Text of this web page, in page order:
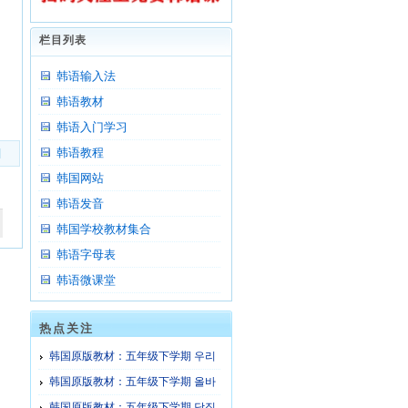
栏目列表
韩语输入法
韩语教材
韩语入门学习
韩语教程
韩国网站
韩语发音
韩国学校教材集合
韩语字母表
韩语微课堂
热点关注
韩国原版教材：五年级下学期 우리
들의 글
韩国原版教材：五年级下学期 올바